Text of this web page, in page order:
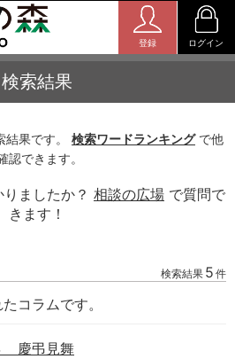
登録 ログイン
検索結果
結果です。 検索ワードランキングで他
できます。
ましたか？ 相談の広場 で質問で
きます！
検索結果 5 件
コラムです。
慶弔見舞